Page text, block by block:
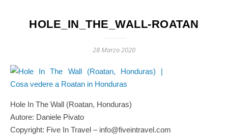
HOLE_IN_THE_WALL-ROATAN
28 Marzo 2020
Hole In The Wall (Roatan, Honduras)
Autore: Daniele Pivato
Copyright: Five In Travel – info@fiveintravel.com